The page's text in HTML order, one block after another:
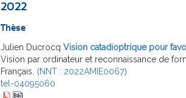
2022
Thèse
Julien Ducrocq Vision catadioptrique pour
Vision par ordinateur et reconnaissance de
Français. ⟨NNT : 2022AMIE0067⟩
tel-04095060